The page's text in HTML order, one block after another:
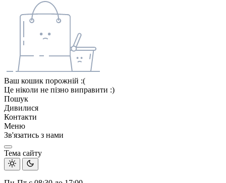
Ваш кошик порожній :(
Це ніколи не пізно виправити :)
Пошук
Дивилися
Контакти
Меню
Зв'язатись з нами
Тема сайту